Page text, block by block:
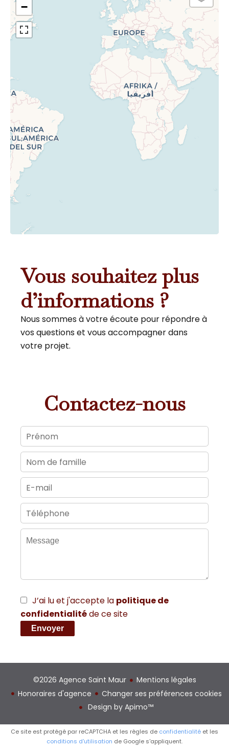
−
Vous souhaitez plus
d’informations ?
Nous sommes à votre écoute pour répondre à
vos questions et vous accompagner dans
votre projet.
Contactez-nous
J’ai lu et j'accepte la politique de
confidentialitéde ce site
Envoyer
©2026 Agence Saint Maur
Mentions légales
Honoraires d'agence
Changer ses préférences cookies
Design by Apimo™
Ce site est protégé par reCAPTCHA et les règles de confidentialité et les
conditions d'utilisation de Google s'appliquent.